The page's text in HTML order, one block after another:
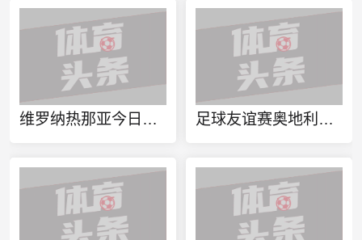
维罗纳热那亚今日赛事 足球友谊赛奥地利萨尔斯堡vsFC 库夫施泰因直播